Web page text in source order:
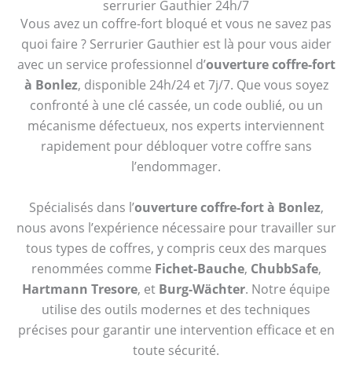
serrurier Gauthier 24h/7
Vous avez un coffre-fort bloqué et vous ne savez pas
quoi faire ? Serrurier Gauthier est là pour vous aider
avec un service professionnel d’ouverture coffre-fort
à Bonlez, disponible 24h/24 et 7j/7. Que vous soyez
confronté à une clé cassée, un code oublié, ou un
mécanisme défectueux, nos experts interviennent
rapidement pour débloquer votre coffre sans
l’endommager.
Spécialisés dans l’ouverture coffre-fort à Bonlez,
nous avons l’expérience nécessaire pour travailler sur
tous types de coffres, y compris ceux des marques
renommées comme Fichet-Bauche, ChubbSafe,
Hartmann Tresore, et Burg-Wächter. Notre équipe
utilise des outils modernes et des techniques
précises pour garantir une intervention efficace et en
toute sécurité.